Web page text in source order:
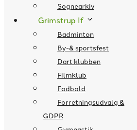
Sognearkiv
Grimstrup If
Badminton
By-& sportsfest
Dart klubben
Filmklub
Fodbold
Forretningsudvalg &
GDPR